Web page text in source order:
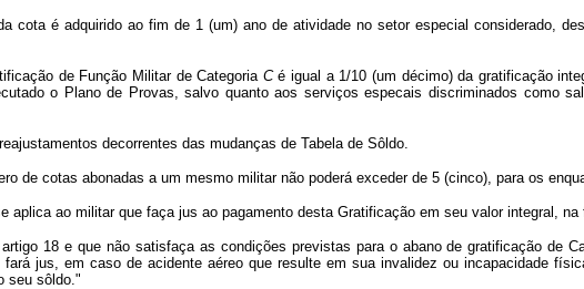
cota é adquirido ao fim de 1 (um) ano de atividade no setor especial considerado,
de Função Militar de Categoria Cé igual a 1/10 (um décimo) da gratificação
o Plano de Provas, salvo quanto aos serviços especais discriminados como
decorrentes das mudanças de Tabela de Sôldo.
de cotas abonadas a um mesmo militar não poderá exceder de 5 (cinco), para os
aplica ao militar que faça jus ao pagamento desta Gratificação em seu valor integral,
18 e que não satisfaça as condições previstas para o abano de gratificação de
fará jus, em caso de acidente aéreo que resulte em sua invalidez ou incapacidade
seu sôldo."